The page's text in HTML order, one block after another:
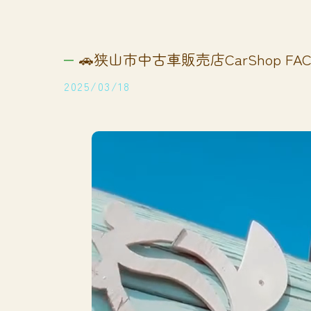
🚗狭山市中古車販売店CarShop
2025/03/18